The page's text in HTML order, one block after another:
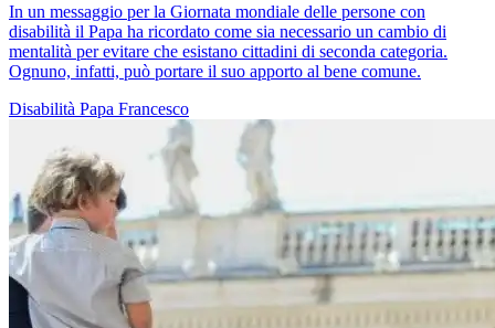
In un messaggio per la Giornata mondiale delle persone con
disabilità il Papa ha ricordato come sia necessario un cambio di
mentalità per evitare che esistano cittadini di seconda categoria.
Ognuno, infatti, può portare il suo apporto al bene comune.
Disabilità Papa Francesco